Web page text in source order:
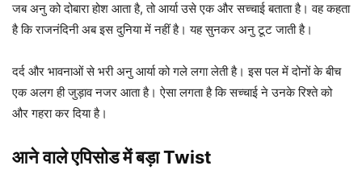
जब अनु को दोबारा होश आता है, तो आर्या उसे एक और सच्चाई बताता है। वह कहता
है कि राजनंदिनी अब इस दुनिया में नहीं है। यह सुनकर अनु टूट जाती है।
दर्द और भावनाओं से भरी अनु आर्या को गले लगा लेती है। इस पल में दोनों के बीच
एक अलग ही जुड़ाव नजर आता है। ऐसा लगता है कि सच्चाई ने उनके रिश्ते को
और गहरा कर दिया है।
आने वाले एपिसोड में बड़ा Twist